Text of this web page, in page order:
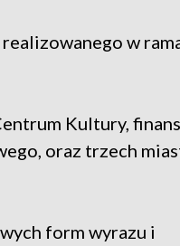
w
Kultury,
oraz trzech
form wyrazu i